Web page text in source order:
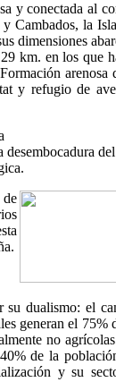
y conectada al
Cambados, la
dimensiones
km. en los que
arenosa
y refugio de
de
su dualismo: el
generan el
no
de la
y su